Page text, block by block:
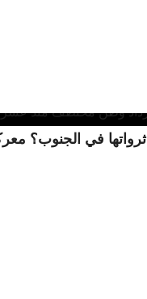
في الجنوب؟